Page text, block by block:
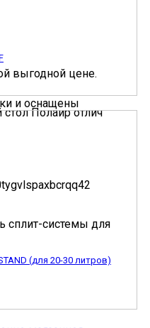
(для 20-30 литров)